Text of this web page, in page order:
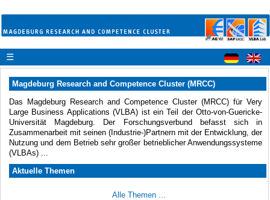
☰
Magdeburg Research and Competence Cluster (MRCC)
Das Magdeburg Research and Competence Cluster (MRCC) für Very
Large Business Applications (VLBA) ist ein Teil der Otto-von-Guericke-
Universität Magdeburg. Der Forschungsverbund befasst sich in
Zusammenarbeit mit seinen (Industrie-)Partnern mit der Entwicklung, der
Nutzung und dem Betrieb sehr großer betrieblicher Anwendungssysteme
(VLBAs) ...
Aktuelle Themen
Alle Themen ...